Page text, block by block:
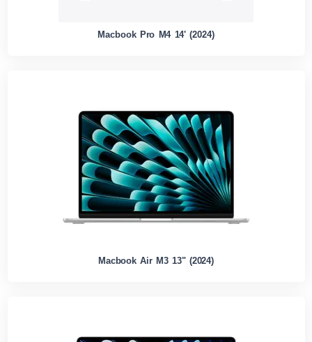
Macbook Pro M4 14' (2024)
Macbook Air M3 13" (2024)